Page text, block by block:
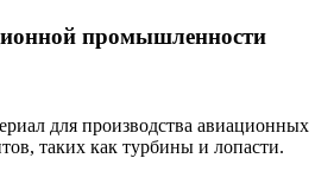
промышленности
для производства авиационных
таких как турбины и лопасти.